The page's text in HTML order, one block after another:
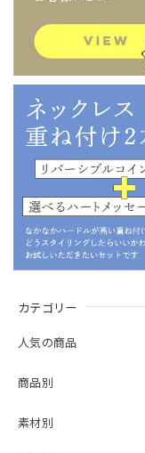
カテゴリー
人気の商品
商品別
素材別